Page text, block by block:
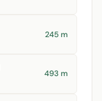
245 m
493 m